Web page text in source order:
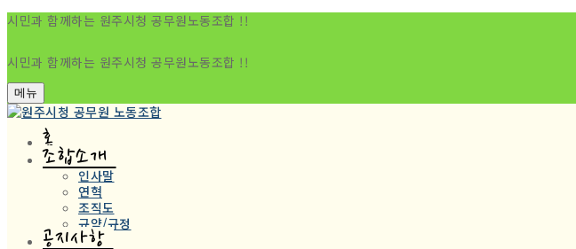
시민과 함께하는 원주시청 공무원노동조합 !!
시민과 함께하는 원주시청 공무원노동조합 !!
메뉴
홈
조합소개
인사말
연혁
조직도
규약/규정
공지사항